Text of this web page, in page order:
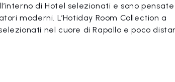
di Hotel selezionati e sono pensate
moderni. L’Hotiday Room Collection a
nel cuore di Rapallo e poco